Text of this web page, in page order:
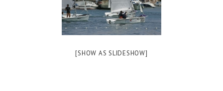
[SHOW AS SLIDESHOW]